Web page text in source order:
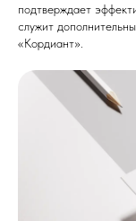
подтверждает
служит
«Кордиант».